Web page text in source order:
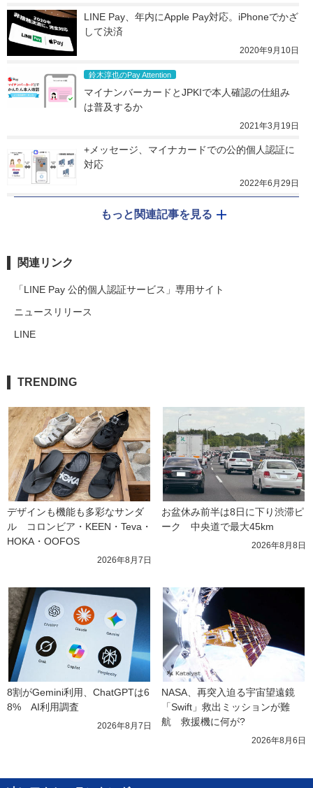
LINE Pay、年内にApple Pay対応。iPhoneでかざ
して決済
2020年9月10日
鈴木淳也のPay Attention
マイナンバーカードとJPKIで本人確認の仕組み
は普及するか
2021年3月19日
+メッセージ、マイナカードでの公的個人認証に
対応
2022年6月29日
もっと関連記事を見る
関連リンク
「LINE Pay 公的個人認証サービス」専用サイト
ニュースリリース
LINE
TRENDING
デザインも機能も多彩なサンダ
ル　コロンビア・KEEN・Teva・
HOKA・OOFOS
2026年8月7日
お盆休み前半は8日に下り渋滞ピ
ーク　中央道で最大45km
2026年8月8日
8割がGemini利用、ChatGPTは6
8%　AI利用調査
2026年8月7日
NASA、再突入迫る宇宙望遠鏡
「Swift」救出ミッションが難
航　救援機に何が?
2026年8月6日